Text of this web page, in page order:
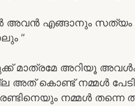
അവൻ എങ്ങാനും
”
മാത്രമേ അറിയൂ
അത് കൊണ്ട് നമ്മൾ
നമ്മൾ തന്നെ